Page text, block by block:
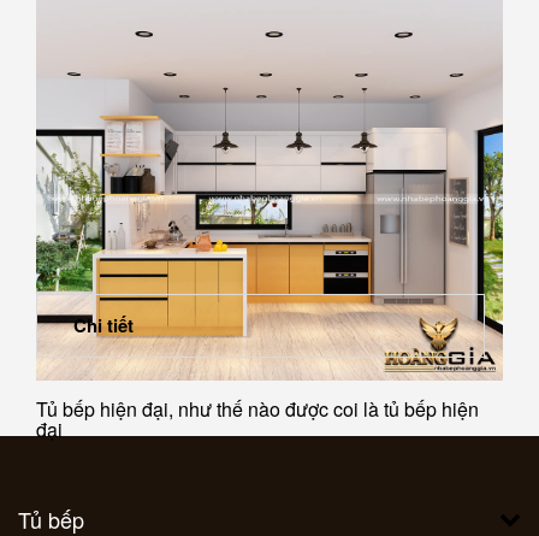
Tủ bếp hiện đại, như thế nào được coi là tủ bếp hiện
đại
Chi tiết
Tủ bếp